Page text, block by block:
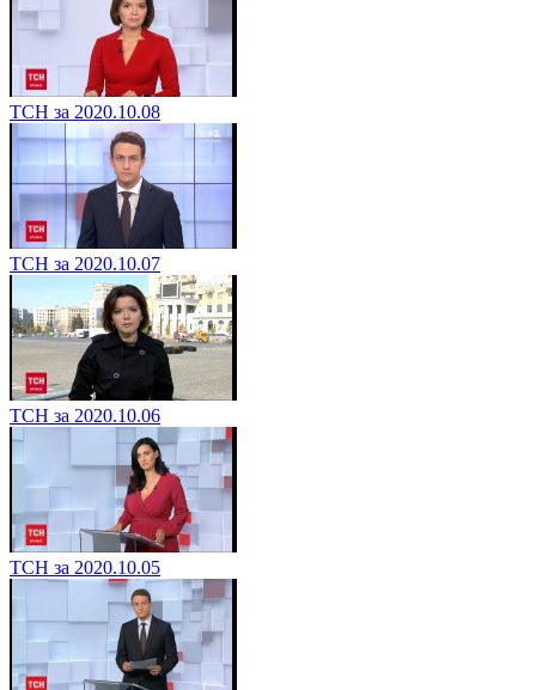
ТСН за 2020.10.08
ТСН за 2020.10.07
ТСН за 2020.10.06
ТСН за 2020.10.05